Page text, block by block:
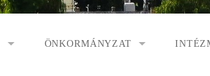
ÖNKORMÁNYZAT